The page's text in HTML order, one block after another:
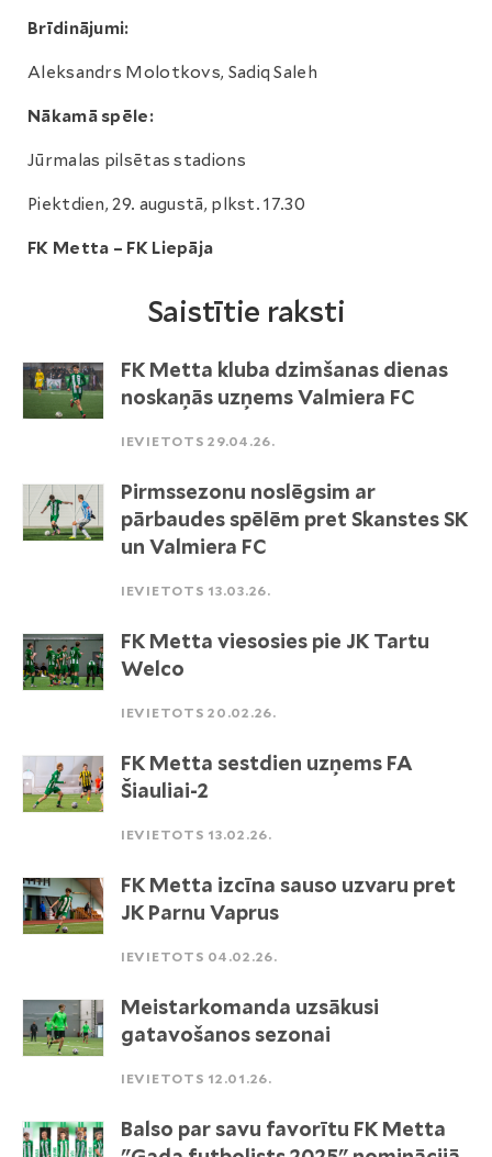
Brīdinājumi:
Aleksandrs Molotkovs, Sadiq Saleh
Nākamā spēle:
Jūrmalas pilsētas stadions
Piektdien, 29. augustā, plkst. 17.30
FK Metta – FK Liepāja
Saistītie raksti
FK Metta kluba dzimšanas dienas
noskaņās uzņems Valmiera FC
IEVIETOTS 29.04.26.
Pirmssezonu noslēgsim ar
pārbaudes spēlēm pret Skanstes SK
un Valmiera FC
IEVIETOTS 13.03.26.
FK Metta viesosies pie JK Tartu
Welco
IEVIETOTS 20.02.26.
FK Metta sestdien uzņems FA
Šiauliai-2
IEVIETOTS 13.02.26.
FK Metta izcīna sauso uzvaru pret
JK Parnu Vaprus
IEVIETOTS 04.02.26.
Meistarkomanda uzsākusi
gatavošanos sezonai
IEVIETOTS 12.01.26.
Balso par savu favorītu FK Metta